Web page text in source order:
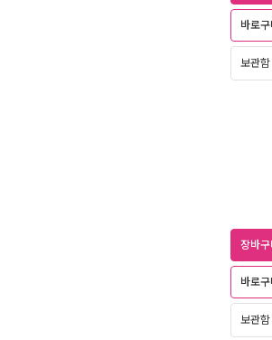
바로구
보관함
장바구
바로구
보관함